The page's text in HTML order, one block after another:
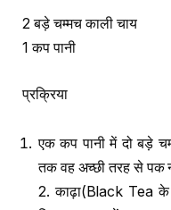
2 बड़े चम्मच काली चाय
1 कप पानी
प्रक्रिया
एक कप पानी में दो बड़े
तक वह अच्छी तरह से पक
2. काढ़ा(Black Tea के